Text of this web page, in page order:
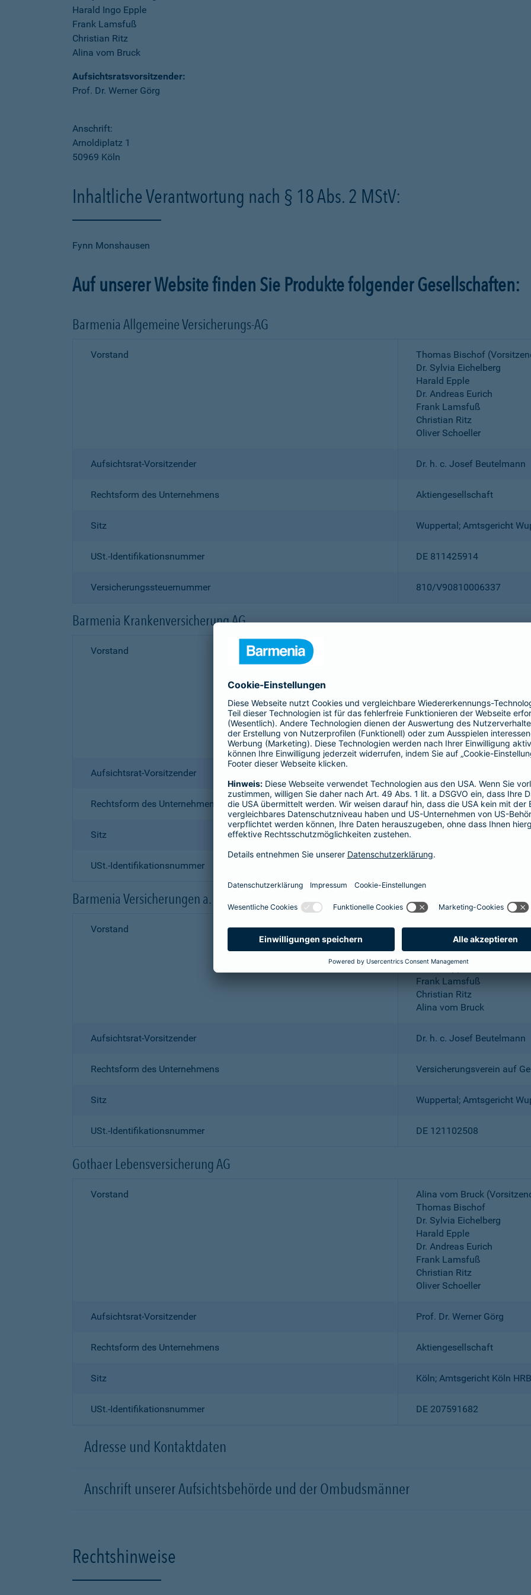
Harald Ingo Epple
Frank Lamsfuß
Christian Ritz
Alina vom Bruck
Aufsichtsratsvorsitzender:
Prof. Dr. Werner Görg
Anschrift:
Arnoldiplatz 1
50969 Köln
Inhaltliche Verantwortung nach § 18 Abs. 2 MStV:
Fynn Monshausen
Auf unserer Website finden Sie Produkte folgender Gesellschaften:
Barmenia Allgemeine Versicherungs-AG
Vorstand
Thomas Bischof
Dr. Sylvia Eichelberg
Harald Epple
Dr. Andreas Eurich
Frank Lamsfuß
Christian Ritz
Oliver Schoeller
Aufsichtsrat-Vorsitzender Dr. h. c. Josef Beutelmann
Rechtsform des Unternehmens Aktiengesellschaft
Sitz Wuppertal; Amtsgericht
USt.-Identifikationsnummer DE 811425914
Versicherungssteuernummer 810/V90810006337
Barmenia Krankenversicherung AG
Vorstand
Dr. Andreas Eurich
Frank Lamsfuß
Oliver Schoeller
Alina vom Bruck
Aufsichtsrat-Vorsitzender
Rechtsform des Unternehmens Aktiengesellschaft
Sitz
USt.-Identifikationsnummer
Barmenia Versicherungen a. G.
Vorstand
Dr. Andreas Eurich, Oliver
Thomas Bischof
Dr. Sylvia Eichelberg
Harald Epple
Frank Lamsfuß
Christian Ritz
Alina vom Bruck
Aufsichtsrat-Vorsitzender Dr. h. c. Josef Beutelmann
Rechtsform des Unternehmens Versicherungsverein auf
Sitz Wuppertal; Amtsgericht
USt.-Identifikationsnummer DE 121102508
Gothaer Lebensversicherung AG
Vorstand
Alina vom Bruck
Thomas Bischof
Dr. Sylvia Eichelberg
Harald Epple
Dr. Andreas Eurich
Frank Lamsfuß
Christian Ritz
Oliver Schoeller
Aufsichtsrat-Vorsitzender Prof. Dr. Werner Görg
Rechtsform des Unternehmens Aktiengesellschaft
Sitz Köln; Amtsgericht Köln
USt.-Identifikationsnummer DE 207591682
Adresse und Kontaktdaten
Anschrift unserer Aufsichtsbehörde und der Ombudsmänner
Rechtshinweise